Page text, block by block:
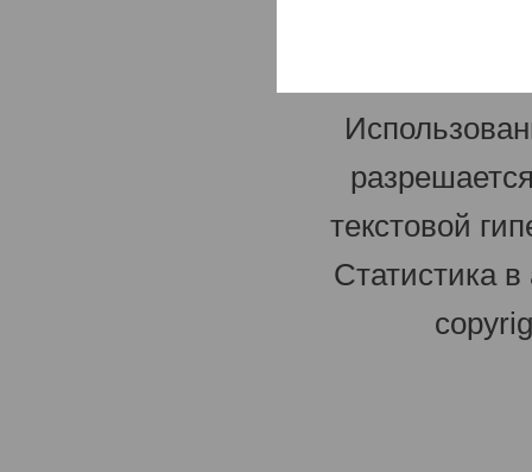
текстовой
Статистика